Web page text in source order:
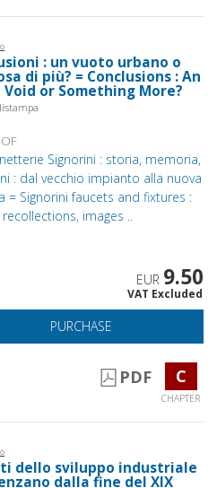
: un vuoto urbano o
di più? = Conclusions : An
Void or Something More?
Signorini : storia, memoria,
: dal vecchio impianto alla nuova
= Signorini faucets and fixtures :
images ..
EUR 9.50
VAT Excluded
PURCHASE
PDF C
CHAPTER
dello sviluppo industriale
dalla fine del XIX